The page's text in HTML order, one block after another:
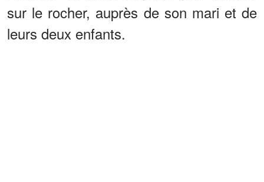
sur le rocher, auprès de son mari et de
leurs deux enfants.